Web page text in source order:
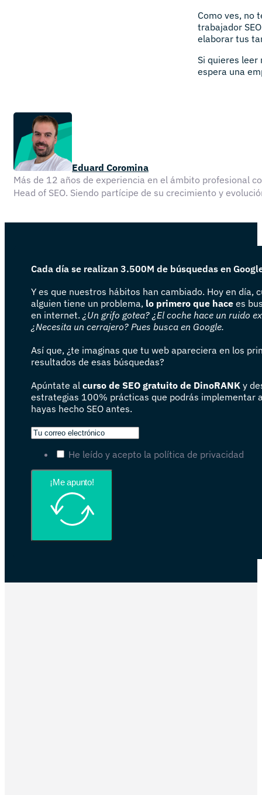
Como ves, no
trabajador
elaborar tus
Si quieres
espera una
Eduard Coromina
Más de 12 años de experiencia en el ámbito profesional
Head of SEO. Siendo partícipe de su crecimiento y
Cada día se realizan 3.500M de búsquedas en
Y es que nuestros hábitos han cambiado. Hoy en día,
alguien tiene un problema, lo primero que hace es
en internet. ¿Un grifo gotea? ¿El coche hace un ruido
¿Necesita un cerrajero? Pues busca en Google.
Así que, ¿te imaginas que tu web apareciera en los
resultados de esas búsquedas?
Apúntate al curso de SEO gratuito de DinoRANK y
estrategias 100% prácticas que podrás implementar
hayas hecho SEO antes.
He leído y acepto la política de privacidad
¡Me apunto!